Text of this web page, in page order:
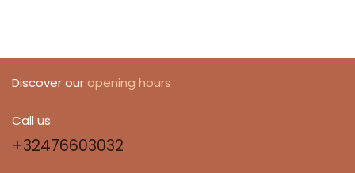
Discover our opening hours
Call us
+32476603032